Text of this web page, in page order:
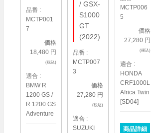
品番 :
MCTP001
7
価格
18,480 円
(税込)
適合 :
BMW R
1200 GS /
R 1200 GS
Adventure
/ GSX-
S1000
GT
(2022)
品番 :
MCTP007
3
価格
27,280 円
(税込)
適合 :
SUZUKI
MCTP006
5
価格
27,280 円
(税込)
適合 :
HONDA
CRF1000L
Africa Twin
[SD04]
商品詳細